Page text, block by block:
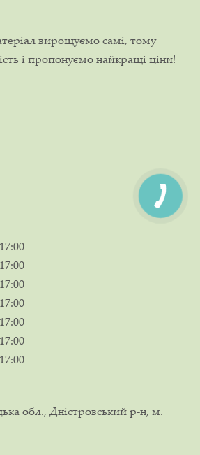
вирощуємо самі, тому
і пропонуємо найкращі ціни!
обл., Дністровський р-н, м.